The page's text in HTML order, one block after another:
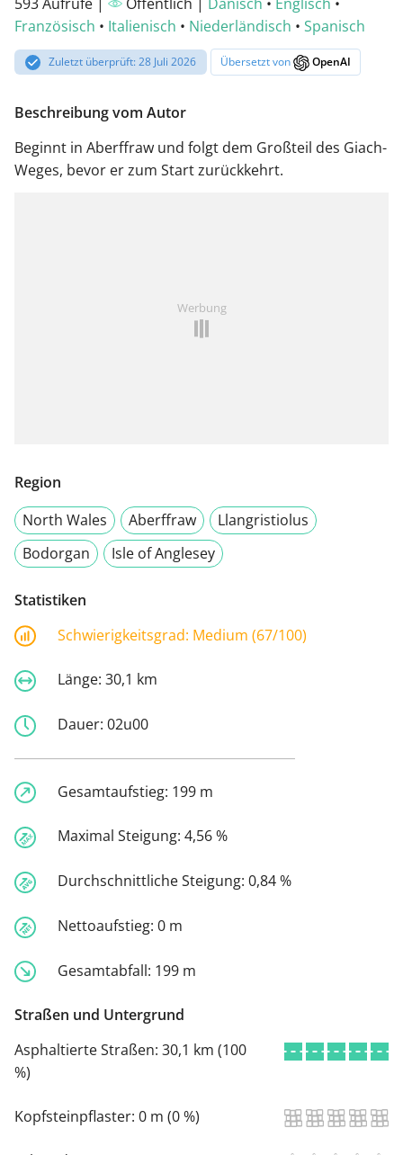
Französisch • Italienisch • Niederländisch • Spanisch
Zuletzt überprüft: 28 Juli 2026 Übersetzt von OpenAI
Beschreibung vom Autor
Beginnt in Aberffraw und folgt dem Großteil des Giach-
Weges, bevor er zum Start zurückkehrt.
Werbung
Region
North Wales
Aberffraw
Llangristiolus
Bodorgan
Isle of Anglesey
Statistiken
Schwierigkeitsgrad: Medium (67/100)
Länge: 30,1 km
Dauer: 02u00
Gesamtaufstieg: 199 m
Maximal Steigung: 4,56 %
Durchschnittliche Steigung: 0,84 %
Nettoaufstieg: 0 m
Gesamtabfall: 199 m
Straßen und Untergrund
Asphaltierte Straßen: 30,1 km (100
%)
Kopfsteinpflaster: 0 m (0 %)